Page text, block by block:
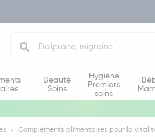
Beauté
Soins
Hygiène
Premiers
soins
Compléments alimentaires pour la